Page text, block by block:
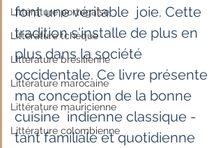
Littérature portugaise
Littérature tchèque
Littérature brésilienne
Littérature marocaine
Littérature mauricienne
Littérature colombienne
font une véritable  joie. Cette
tradition s'installe de plus en
plus dans la société
occidentale. Ce livre présente
ma conception de la bonne
cuisine  indienne classique -
tant familiale et quotidienne